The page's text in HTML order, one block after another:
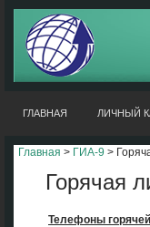
ГЛАВНАЯ ЛИЧНЫЙ
Главная > ГИА-9 >
Горячая
Телефоны